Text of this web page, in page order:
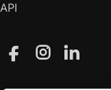
API
FacebookInstagramLinkedIn